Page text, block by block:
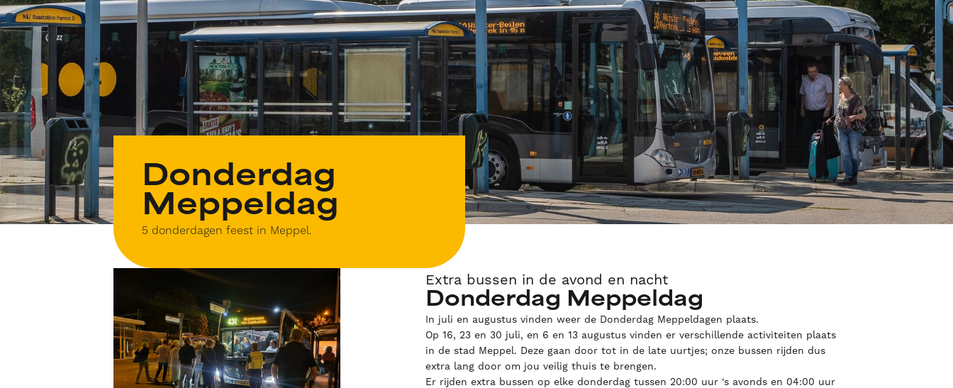
Donderdag
Meppeldag
5 donderdagen feest in Meppel.
Extra bussen in de avond en nacht
Donderdag Meppeldag
In juli en augustus vinden weer de Donderdag Meppeldagen plaats.
Op 16, 23 en 30 juli, en 6 en 13 augustus vinden er verschillende activiteiten plaats
in de stad Meppel. Deze gaan door tot in de late uurtjes; onze bussen rijden dus
extra lang door om jou veilig thuis te brengen.
Er rijden extra bussen op elke donderdag tussen 20:00 uur 's avonds en 04:00 uur